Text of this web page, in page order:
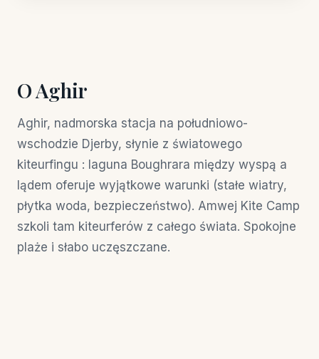
O Aghir
Aghir, nadmorska stacja na południowo-
wschodzie Djerby, słynie z światowego
kiteurfingu : laguna Boughrara między wyspą a
lądem oferuje wyjątkowe warunki (stałe wiatry,
płytka woda, bezpieczeństwo). Amwej Kite Camp
szkoli tam kiteurferów z całego świata. Spokojne
plaże i słabo uczęszczane.